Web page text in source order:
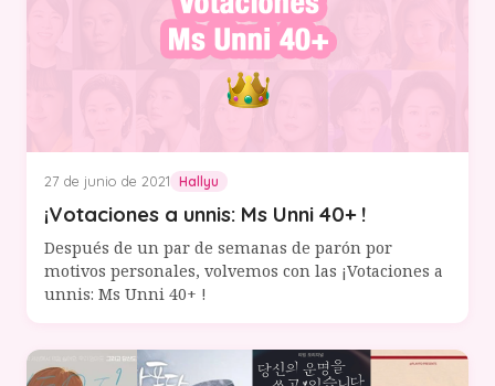
27 de junio de 2021 Hallyu
¡Votaciones a unnis: Ms Unni 40+ !
Después de un par de semanas de parón por
motivos personales, volvemos con las ¡Votaciones a
unnis: Ms Unni 40+ !